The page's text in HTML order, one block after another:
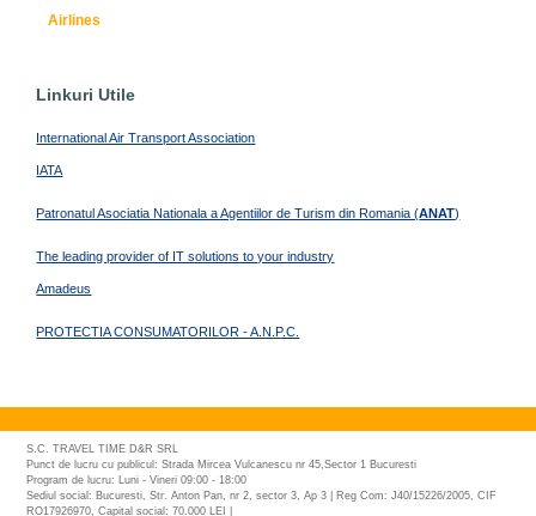
Airlines
Linkuri Utile
International Air Transport Association
IATA
Patronatul Asociatia Nationala a Agentiilor de Turism din Romania (ANAT)
The leading provider of IT solutions to your industry
Amadeus
PROTECTIA CONSUMATORILOR - A.N.P.C.
S.C. TRAVEL TIME D&R SRL
Punct de lucru cu publicul: Strada Mircea Vulcanescu nr 45,Sector 1 Bucuresti
Program de lucru: Luni - Vineri 09:00 - 18:00
Sediul social: Bucuresti, Str. Anton Pan, nr 2, sector 3, Ap 3 | Reg Com: J40/15226/2005, CIF
RO17926970, Capital social: 70.000 LEI |